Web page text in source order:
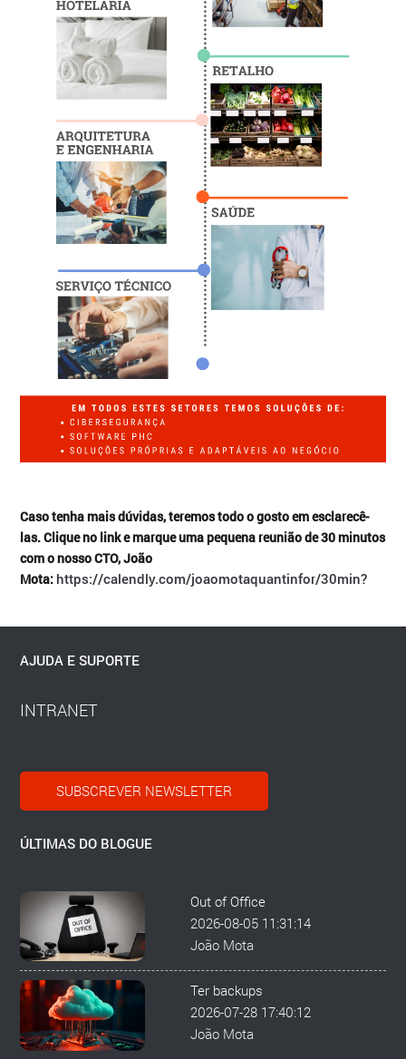
Caso tenha mais dúvidas, teremos todo o gosto em esclarecê-
las. Clique no link e marque uma pequena reunião de 30 minutos
com o nosso CTO, João
Mota: https://calendly.com/joaomotaquantinfor/30min?
AJUDA E SUPORTE
INTRANET
SUBSCREVER NEWSLETTER
ÚLTIMAS DO BLOGUE
Out of Office
2026-08-05 11:31:14
João Mota
Ter backups
2026-07-28 17:40:12
João Mota